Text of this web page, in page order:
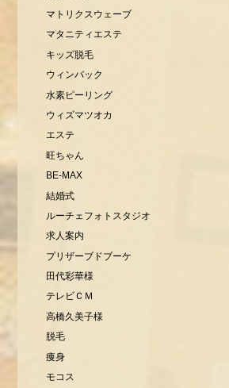
マトリクスウェーブ
マタニティエステ
キッズ脱毛
ウィンバック
水素ピーリング
ウィズマツオカ
エステ
旺ちゃん
BE-MAX
結婚式
ルーチェフォトスタジオ
求人案内
プリザーブドブーケ
田代彩華様
テレビＣＭ
高橋久美子様
脱毛
痩身
モコス